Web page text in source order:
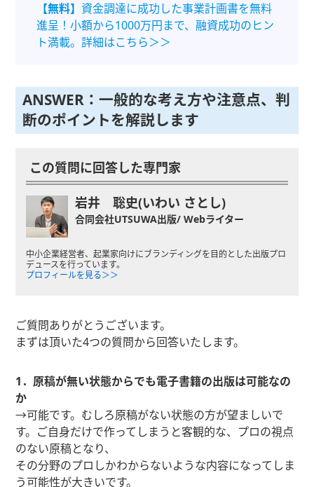
【無料】 資金調達に成功した事業計画書を無料
進呈！小額から1000万円まで、融資成功のヒン
ト満載。詳細はこちら＞＞
ANSWER：一般的な考え方や注意点、判
断のポイントを解説します
この質問に回答した専門家
岩井 聡史(いわい さとし)
合同会社UTSUWA出版/ Webライター
中小企業経営者、起業家向けにブランディングを目的とした出版プロ
デュースを行っています。
プロフィールを見る＞＞
ご質問ありがとうございます。
まずは頂いた4つの質問から回答いたします。
1．原稿が無い状態からでも電子書籍の出版は可能なの
か
→可能です。むしろ原稿がない状態の方が望ましいで
す。ご自身だけで作ってしまうと客観的な、プロの視点
のない原稿となり、
その分野のプロしかわからないような内容になってしま
う可能性が大きいです。